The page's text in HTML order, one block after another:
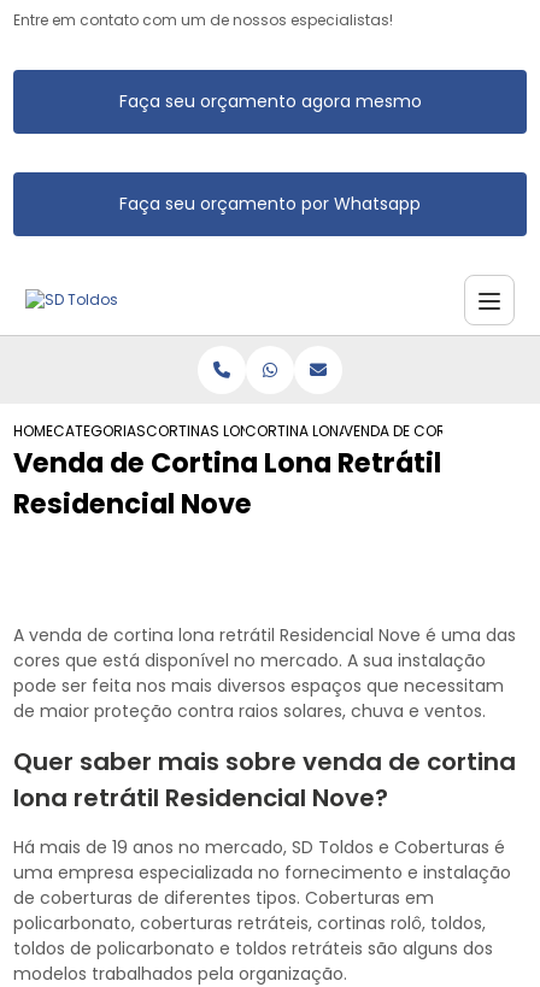
Entre em contato com um de nossos especialistas!
Faça seu orçamento agora mesmo
Faça seu orçamento por Whatsapp
HOMECATEGORIASCORTINAS LONACORTINA LONA BRANCAVENDA DE CORTINA LONA
Venda de Cortina Lona Retrátil
Residencial Nove
A venda de cortina lona retrátil Residencial Nove é uma das
cores que está disponível no mercado. A sua instalação
pode ser feita nos mais diversos espaços que necessitam
de maior proteção contra raios solares, chuva e ventos.
Quer saber mais sobre venda de cortina
lona retrátil Residencial Nove?
Há mais de 19 anos no mercado, SD Toldos e Coberturas é
uma empresa especializada no fornecimento e instalação
de coberturas de diferentes tipos. Coberturas em
policarbonato, coberturas retráteis, cortinas rolô, toldos,
toldos de policarbonato e toldos retráteis são alguns dos
modelos trabalhados pela organização.